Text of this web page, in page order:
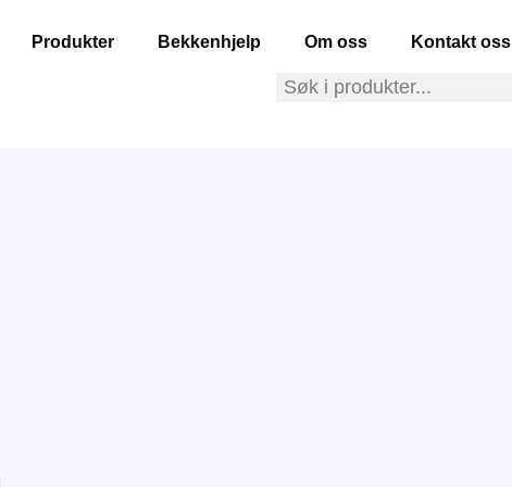
Produkter Bekkenhjelp Om oss Kontakt oss